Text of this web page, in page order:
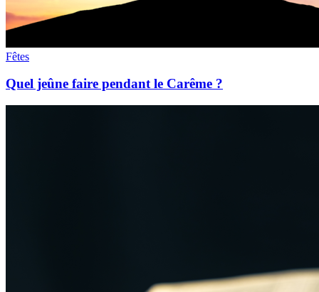
Fêtes
Quel jeûne faire pendant le Carême ?